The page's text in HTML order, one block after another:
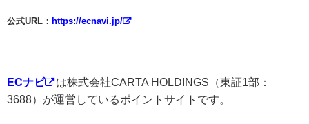
公式URL： https://ecnavi.jp/
ECナビ
は株式会社CARTA HOLDINGS（東証1部：
3688）が運営しているポイントサイトです。